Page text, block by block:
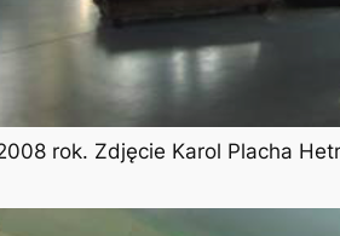
rok. Zdjęcie Karol Placha